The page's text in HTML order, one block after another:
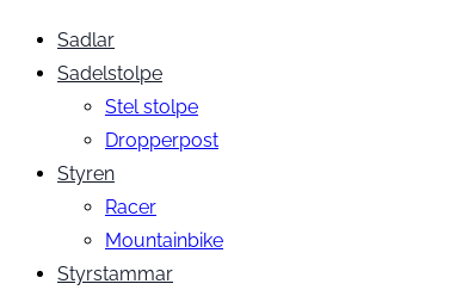
Sadlar
Sadelstolpe
Stel stolpe
Dropperpost
Styren
Racer
Mountainbike
Styrstammar